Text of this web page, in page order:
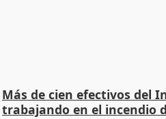
Más de cien efectivos del
trabajando en el incendio